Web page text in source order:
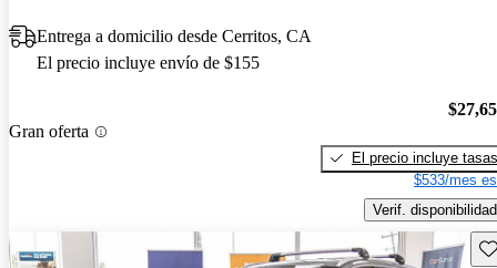
Entrega a domicilio desde Cerritos, CA
El precio incluye envío de $155
Gran oferta
El precio incluye tasas
$533/mes
Verif. disponibilidad